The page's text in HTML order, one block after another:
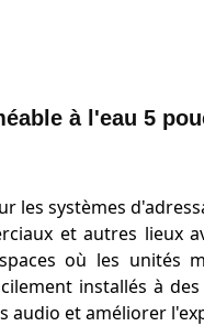
à l'eau 5
les systèmes
et autres lieux
où les unités
installés à
audio et améliorer